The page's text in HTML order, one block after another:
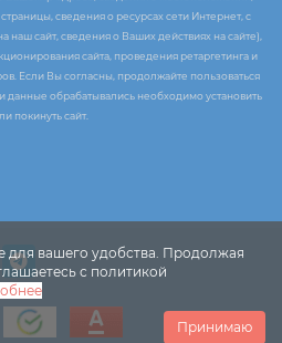
для вашего удобства. Продолжая
с политикой
Принимаю
сведения о ресурсах сети Интернет, с
сайт, сведения о Ваших действиях на сайте),
сайта, проведения ретаргетинга и
Если Вы согласны, продолжайте пользоваться
данные обрабатывались необходимо установить
покинуть сайт.